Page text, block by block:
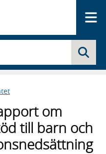
om
till barn och